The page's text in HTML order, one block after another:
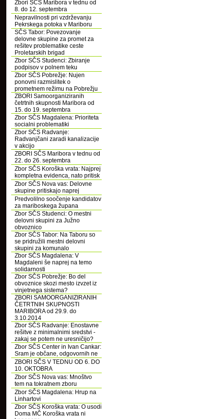
Zbori SČS Maribora v tednu od
8. do 12. septembra
Nepravilnosti pri vzdrževanju
Pekrskega potoka v Mariboru
SČS Tabor: Povezovanje
delovne skupine za promet za
rešitev problematike ceste
Proletarskih brigad
Zbor SČS Studenci: Zbiranje
podpisov v polnem teku
Zbor SČS Pobrežje: Nujen
ponovni razmislitek o
prometnem režimu na Pobrežju
ZBORI Samoorganiziranih
četrtnih skupnosti Maribora od
15. do 19. septembra
Zbor SČS Magdalena: Prioriteta
socialni problematiki
Zbor SČS Radvanje:
Radvanjčani zaradi kanalizacije
v akcijo
ZBORI SČS Maribora v tednu od
22. do 26. septembra
Zbor SČS Koroška vrata: Najprej
kompletna evidenca, nato pritisk
Zbor SČS Nova vas: Delovne
skupine pritiskajo naprej
Predvolilno soočenje kandidatov
za mariboskega župana
Zbor SČS Studenci: O mestni
delovni skupini za Južno
obvoznico
Zbor SČS Tabor: Na Taboru so
se pridružili mestni delovni
skupini za komunalo
Zbor SČS Magdalena: V
Magdaleni še naprej na temo
solidarnosti
Zbor SČS Pobrežje: Bo del
obvoznice skozi mesto izvzet iz
vinjetnega sistema?
ZBORI SAMOORGANIZIRANIH
ČETRTNIH SKUPNOSTI
MARIBORA od 29.9. do
3.10.2014
Zbor SČS Radvanje: Enostavne
rešitve z minimalnimi sredstvi -
zakaj se potem ne uresničijo?
Zbor SČS Center in Ivan Cankar:
Sram je občane, odgovornih ne
ZBORI SČS V TEDNU OD 6. DO
10. OKTOBRA
Zbor SČS Nova vas: Mnoštvo
tem na tokratnem zboru
Zbor SČS Magdalena: Hrup na
Linhartovi
Zbor SČS Koroška vrata: O usodi
Doma MČ Koroška vrata ni